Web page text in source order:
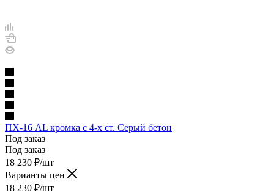
ПХ-16 AL кромка с 4-х ст. Серый бетон
Под заказ
Под заказ
18 230 ₽/шт
Варианты цен
18 230 ₽/шт